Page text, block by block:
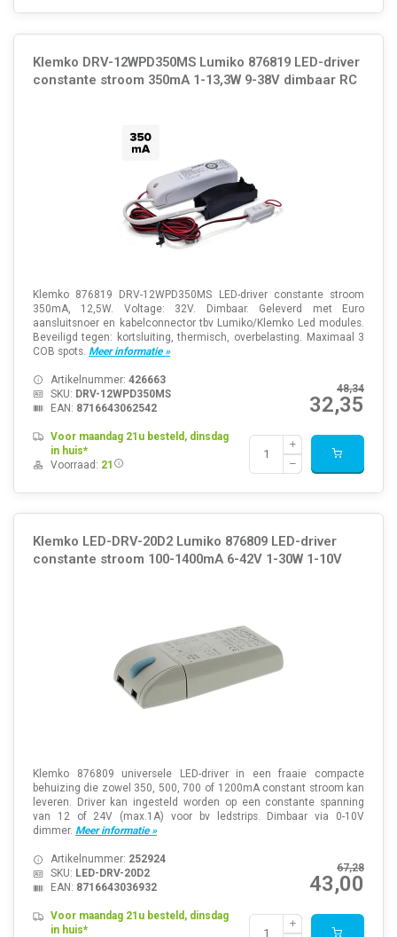
Klemko DRV-12WPD350MS Lumiko 876819 LED-driver
constante stroom 350mA 1-13,3W 9-38V dimbaar RC
Klemko 876819 DRV-12WPD350MS LED-driver constante stroom
350mA, 12,5W. Voltage: 32V. Dimbaar. Geleverd met Euro
aansluitsnoer en kabelconnector tbv Lumiko/Klemko Led modules.
Beveiligd tegen: kortsluiting, thermisch, overbelasting. Maximaal 3
COB spots. Meer informatie »
48,34
32,35
Artikelnummer: 426663
SKU: DRV-12WPD350MS
EAN: 8716643062542
Voor maandag 21u besteld, dinsdag
in huis*
Voorraad: 21
Klemko LED-DRV-20D2 Lumiko 876809 LED-driver
constante stroom 100-1400mA 6-42V 1-30W 1-10V
Klemko 876809 universele LED-driver in een fraaie compacte
behuizing die zowel 350, 500, 700 of 1200mA constant stroom kan
leveren. Driver kan ingesteld worden op een constante spanning
van 12 of 24V (max.1A) voor bv ledstrips. Dimbaar via 0-10V
dimmer. Meer informatie »
67,28
43,00
Artikelnummer: 252924
SKU: LED-DRV-20D2
EAN: 8716643036932
Voor maandag 21u besteld, dinsdag
in huis*